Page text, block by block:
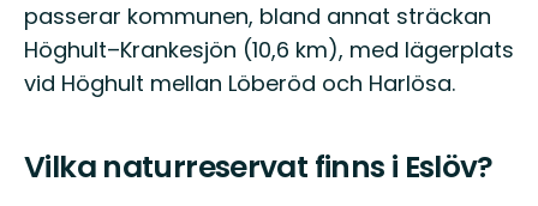
passerar kommunen, bland annat sträckan
Höghult–Krankesjön (10,6 km), med lägerplats
vid Höghult mellan Löberöd och Harlösa.
Vilka naturreservat finns i Eslöv?